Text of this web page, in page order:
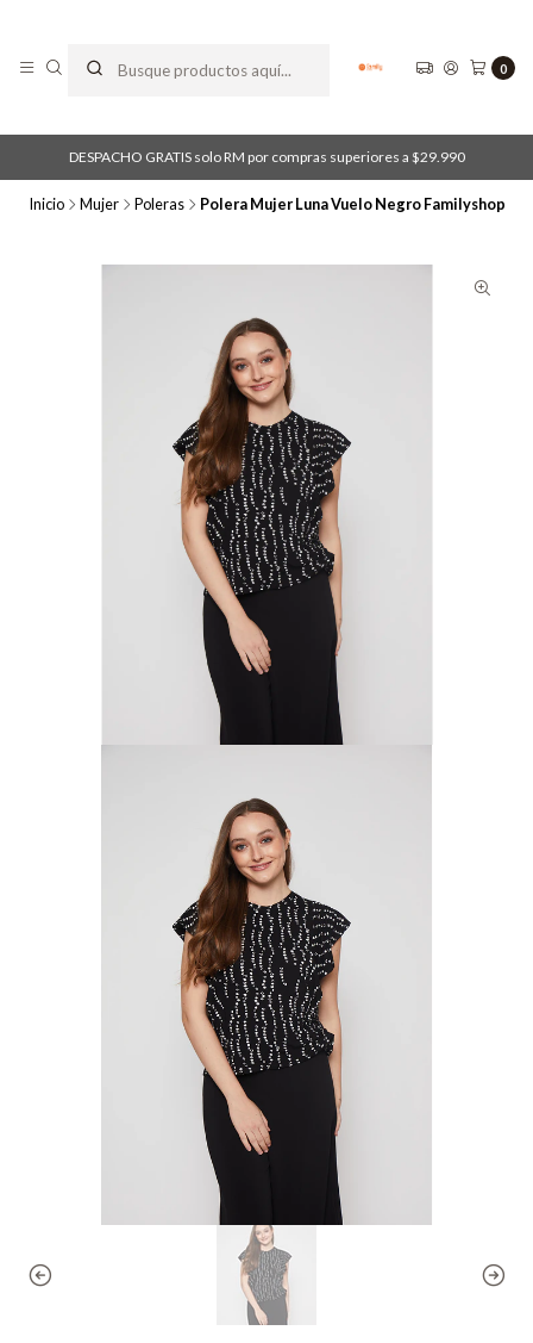
0
DESPACHO GRATIS solo RM por compras superiores a $29.990
Inicio Mujer Poleras Polera Mujer Luna Vuelo Negro Familyshop